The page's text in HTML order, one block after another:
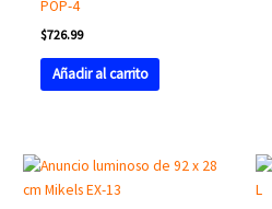
POP-4
$726.99
Añadir al carrito